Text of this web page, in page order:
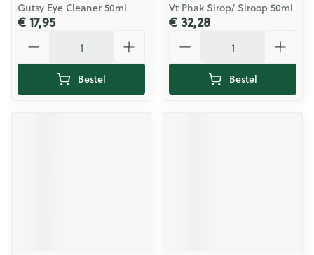
Gutsy Eye Cleaner 50ml
€ 17,95
Bestel
Vt Phak Sirop/ Siroop 50ml
€ 32,28
Bestel